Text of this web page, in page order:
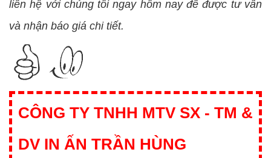
liên hệ với chúng tôi ngay hôm nay để được tư vấn
và nhận báo giá chi tiết.
CÔNG TY TNHH MTV SX - TM &
DV IN ẤN TRẦN HÙNG